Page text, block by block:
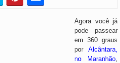
Agora você já
pode passear
em 360 graus
por Alcântara,
no Maranhão,